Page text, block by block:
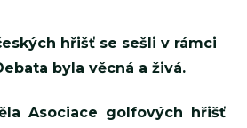
hřišť se sešli v rámci
byla věcná a živá.
Asociace golfových hřišť